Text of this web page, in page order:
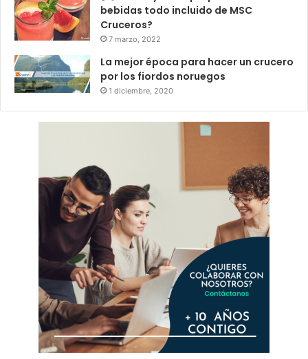
bebidas todo incluido de MSC
Cruceros?
7 marzo, 2022
La mejor época para hacer un crucero
por los fiordos noruegos
1 diciembre, 2020